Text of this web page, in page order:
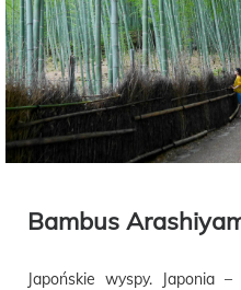
Bambus
Japońskie wyspy. Japonia